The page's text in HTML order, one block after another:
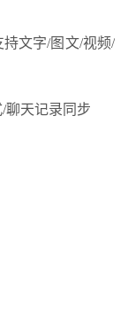
文字/图文/视频/
聊天记录同步